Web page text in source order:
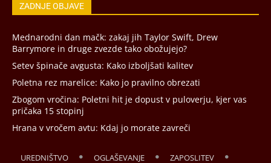
ZADNJE OBJAVE
Mednarodni dan mačk: zakaj jih Taylor Swift, Drew
Barrymore in druge zvezde tako obožujejo?
Setev špinače avgusta: Kako izboljšati kalitev
Poletna rez marelice: Kako jo pravilno obrezati
Zbogom vročina: Poletni hit je dopust v puloverju, kjer vas
pričaka 15 stopinj
Hrana v vročem avtu: Kdaj jo morate zavreči
UREDNIŠTVO OGLAŠEVANJE ZAPOSLITEV